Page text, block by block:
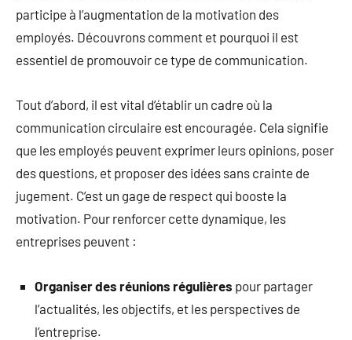
participe à l’augmentation de la motivation des
employés. Découvrons comment et pourquoi il est
essentiel de promouvoir ce type de communication.
Tout d’abord, il est vital d’établir un cadre où la
communication circulaire est encouragée. Cela signifie
que les employés peuvent exprimer leurs opinions, poser
des questions, et proposer des idées sans crainte de
jugement. C’est un gage de respect qui booste la
motivation. Pour renforcer cette dynamique, les
entreprises peuvent :
Organiser des réunions régulières pour partager
l’actualités, les objectifs, et les perspectives de
l’entreprise.